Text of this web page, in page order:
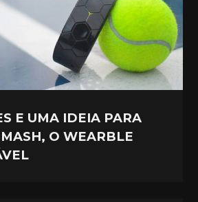
E UMA IDEIA PARA
O WEARBLE